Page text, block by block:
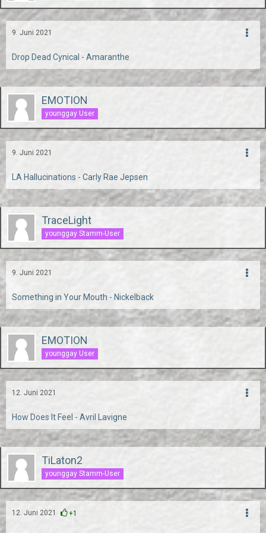
9. Juni 2021
Drop Dead Cynical - Amaranthe
EMOTION
younggay User
9. Juni 2021
LA Hallucinations - Carly Rae Jepsen
TraceLight
younggay Stamm-User
9. Juni 2021
Something in Your Mouth - Nickelback
EMOTION
younggay User
12. Juni 2021
How Does It Feel - Avril Lavigne
TiLaton2
younggay Stamm-User
12. Juni 2021 +1